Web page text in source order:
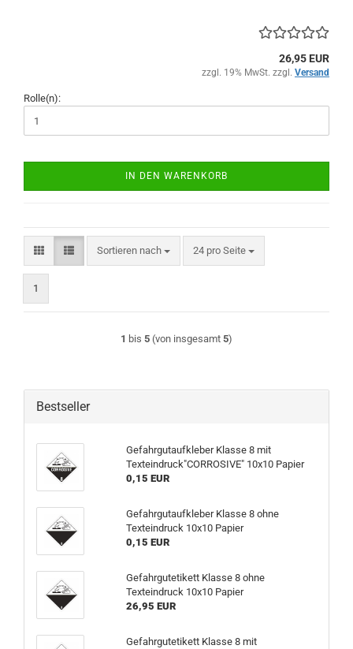
26,95 EUR
zzgl. 19% MwSt. zzgl. Versand
Rolle(n):
IN DEN WARENKORB
Sortieren nach
Sortieren nach 24 pro Seite
pro Seite
1
1 bis 5 (von insgesamt 5)
Bestseller
Gefahrgutaufkleber Klasse 8 mit
Texteindruck"CORROSIVE" 10x10 Papier
0,15 EUR
Gefahrgutaufkleber Klasse 8 ohne
Texteindruck 10x10 Papier
0,15 EUR
Gefahrgutetikett Klasse 8 ohne
Texteindruck 10x10 Papier
26,95 EUR
Gefahrgutetikett Klasse 8 mit